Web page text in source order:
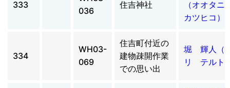
333
036
住吉神社
（オオタ
カツヒコ）
334
WH03-
069
住吉町付近の
建物疎開作業
での思い出
堀 輝人（
リ テルト